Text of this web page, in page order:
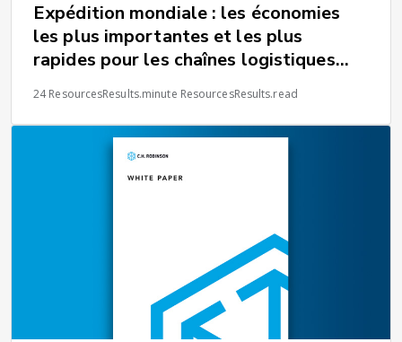
Expédition mondiale : les économies
les plus importantes et les plus
rapides pour les chaînes logistiques
internationales
24 ResourcesResults.minute ResourcesResults.read